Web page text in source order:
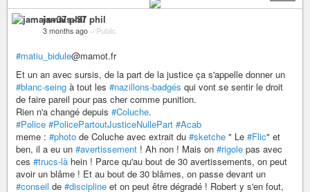
jamais+37 phil
3 months ago – Public
#matiu_bidule@mamot.fr
Et un an avec sursis, de la part de la justice ça s'appelle donner un
#blanc-seing à tout les #nazillons-badgés qui vont se sentir le droit
de faire pareil pour pas cher comme punition.
Rien n'a changé depuis #Coluche.
#Police #PolicePartoutJusticeNullePart #Acab
meme : #photo de Coluche avec extrait du #sketche " Le #Flic" et
ben, il a eu un #avertissement ! Ah non ! Mais on #rigole pas avec
ces #trucs-là hein ! Parce qu'au bout de 30 avertissements, on peut
avoir un blâme ! Et au bout de 30 blâmes, on passe devant un
#conseil de #discipline et on peut être dégradé ! Robert y s'en fout,